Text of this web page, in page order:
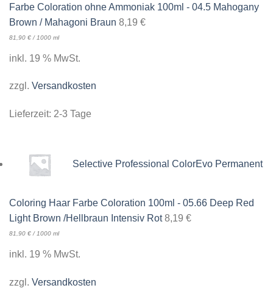
Farbe Coloration ohne Ammoniak 100ml - 04.5 Mahogany
Brown / Mahagoni Braun 8,19 €
81,90 € / 1000 ml
inkl. 19 % MwSt.
zzgl. Versandkosten
Lieferzeit: 2-3 Tage
Selective Professional ColorEvo Permanent
Coloring Haar Farbe Coloration 100ml - 05.66 Deep Red
Light Brown /Hellbraun Intensiv Rot 8,19 €
81,90 € / 1000 ml
inkl. 19 % MwSt.
zzgl. Versandkosten